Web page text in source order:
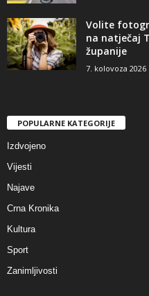
Volite
na natječaj
županije
7. kolovoza 2026
POPULARNE KATEGORIJE
Izdvojeno
Vijesti
Najave
Crna Kronika
Kultura
Sport
Zanimljivosti